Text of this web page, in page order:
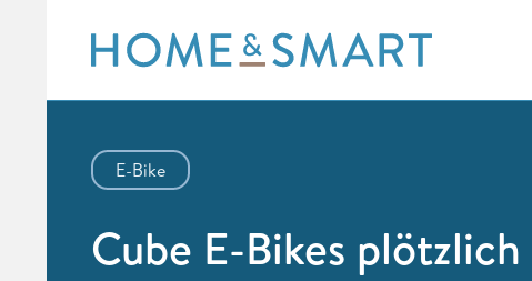
content
E-Bike
Cube E-Bikes